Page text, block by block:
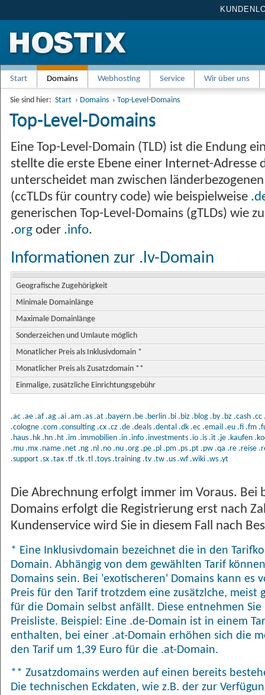
Start Domains Webhosting Service Wir über uns
Sie sind hier: Start › Domains › Top-Level-Domains
Top-Level-Domains
Eine Top-Level-Domain (TLD) ist die Endung
stellte die erste Ebene einer Internet-Adresse
unterscheidet man zwischen
(ccTLDs für country code) wie beispielweise
generischen Top-Level-Domains (gTLDs) wie
.org oder .info.
Informationen zur .lv-Domain
Geografische Zugehörigkeit
Minimale Domainlänge
Maximale Domainlänge
Sonderzeichen und Umlaute möglich
Monatlicher Preis als Inklusivdomain *
Monatlicher Preis als Zusatzdomain **
Einmalige, zusätzliche Einrichtungsgebühr
.ac .ae .af .ag .ai .am .as .at .bayern .be .berlin .bi .biz .blog .by .bz .cash .cc
.cologne .com .consulting .cx .cz .de .deals .dental .dk .ec .email .eu .fi .fm
.haus .hk .hn .ht .im .immobilien .in .info .investments .io .is .it .je .kaufen
.mu .mx .name .net .ng .nl .no .nu .org .pe .pl .pm .ps .pt .pw .qa .re .reise
.support .sx .tax .tf .tk .tl .toys .training .tv .tw .us .wf .wiki .ws .yt
Die Abrechnung erfolgt immer im Voraus. Bei
Domains erfolgt die Registrierung erst nach
Kundenservice wird Sie in diesem Fall nach
* Eine Inklusivdomain bezeichnet die in den
Domain. Abhängig von dem gewählten Tarif
Domains sein. Bei 'exotischeren' Domains kann es
Preis für den Tarif trotzdem eine zusätzlche, meist
für die Domain selbst anfällt. Diese entnehmen
Preisliste. Beispiel: Eine .de-Domain ist in einem
enthalten, bei einer .at-Domain erhöhen sich die
den Tarif um 1,39 Euro für die .at-Domain.
** Zusatzdomains werden auf einen bereits
Die technischen Eckdaten, wie z.B. der zur